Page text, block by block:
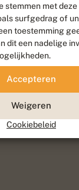
stemmen met
surfgedrag of
toestemming
dit een nadelige
Accepteren
Weigeren
Cookiebeleid
Vlinderstichting
door
Go2People
Field Agency
Privacy
Disclaimer
Sitemap